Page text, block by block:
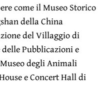
come il Museo Storico
della China
del Villaggio di
Pubblicazioni e
degli Animali
e Concert Hall di